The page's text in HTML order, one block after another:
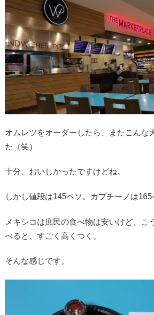
オムレツをオーダーしたら、またこんな
た（笑）
十分、おいしかったですけどね。
しかし値段は145ペソ。カプチーノは165
メキシコは庶民の食べ物は安いけど、こ
べると、すごく高くつく。
そんな感じです。